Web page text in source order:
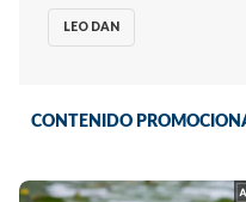
LEO DAN